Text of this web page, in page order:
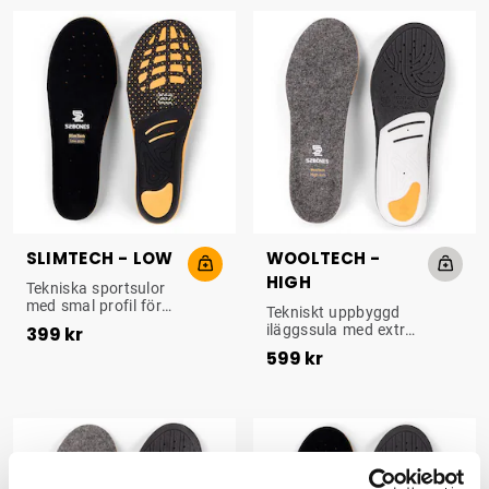
SLIMTECH - LOW
UPPBYGGD SULA
Tekniska sportsulor
med smal profil för
dämpning. Passar bl
Pris: 399 kr
399 kr
WOOLTECH -
HIGH
UPPBYGGD ULLSULA
Tekniskt uppbyggd
iläggssula med extra
Perfekt för
Pris: 599 kr
599 kr